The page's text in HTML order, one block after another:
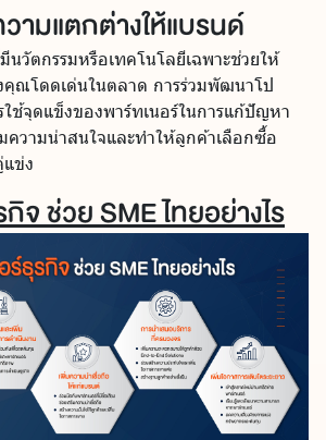
ามแตกต่างให้แบรนด์
นวัตกรรมหรือเทคโนโลยีเฉพาะช่วยให้
ณโดดเด่นในตลาด การร่วมพัฒนาโป
ช้จุดแข็งของพาร์ทเนอร์ในการแก้ปัญหา
ความน่าสนใจและทำให้ลูกค้าเลือกซื้อ
ข่ง
จ ช่วย SME ไทยอย่างไร